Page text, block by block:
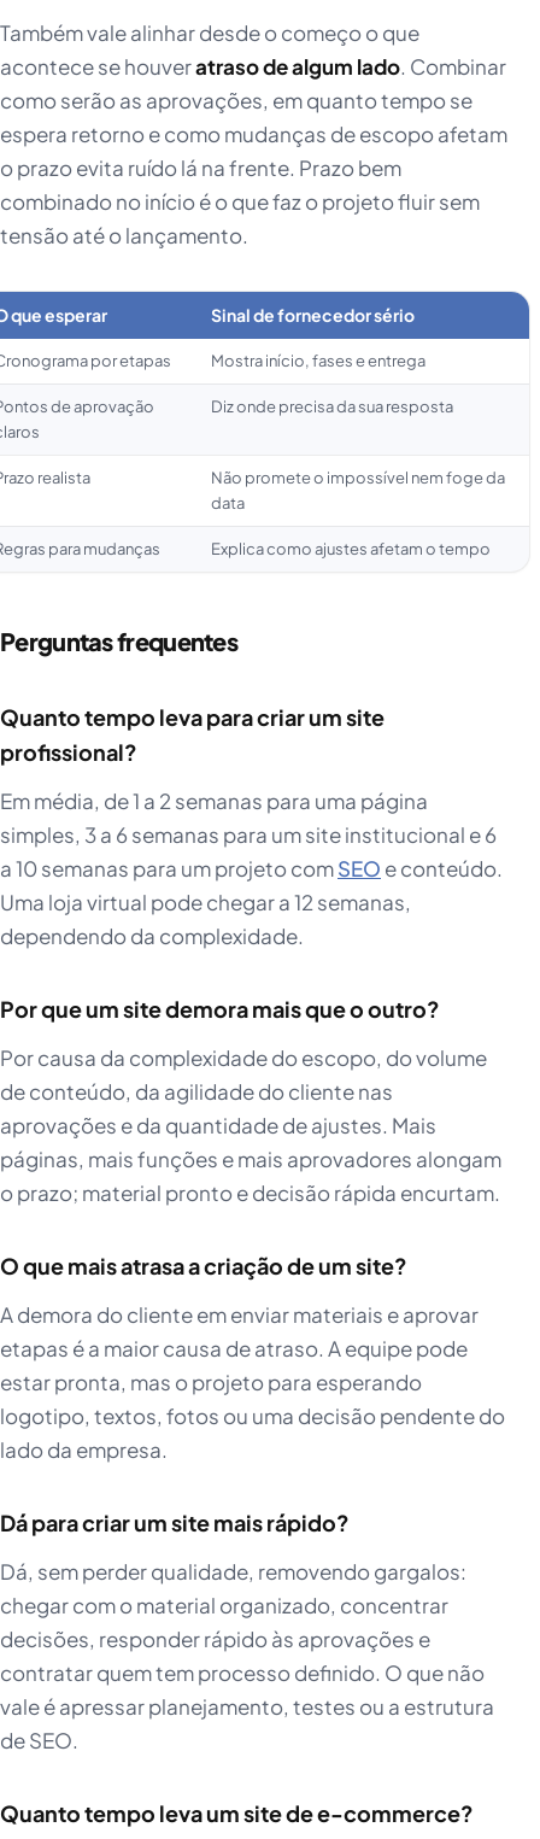
Também vale alinhar desde o começo o que
acontece se houveratraso de algum lado. Combinar
como serão as aprovações, em quanto tempo se
espera retorno e como mudanças de escopo afetam
o prazo evita ruído lá na frente. Prazo bem
combinado no início é o que faz o projeto fluir sem
tensão até o lançamento.
que esperar Sinal de fornecedor sério
por etapas Mostra início, fases e entrega
de aprovação
Diz onde precisa da sua resposta
realista
Não promete o impossível nem foge da
data
para mudanças Explica como ajustes afetam o tempo
Perguntas frequentes
Quanto tempo leva para criar um site
profissional?
Em média, de 1 a 2 semanas para uma página
simples, 3 a 6 semanas para um site institucional e 6
a 10 semanas para um projeto comSEO e conteúdo.
Uma loja virtual pode chegar a 12 semanas,
dependendo da complexidade.
Por que um site demora mais que o outro?
Por causa da complexidade do escopo, do volume
de conteúdo, da agilidade do cliente nas
aprovações e da quantidade de ajustes. Mais
páginas, mais funções e mais aprovadores alongam
o prazo; material pronto e decisão rápida encurtam.
O que mais atrasa a criação de um site?
A demora do cliente em enviar materiais e aprovar
etapas é a maior causa de atraso. A equipe pode
estar pronta, mas o projeto para esperando
logotipo, textos, fotos ou uma decisão pendente do
lado da empresa.
Dá para criar um site mais rápido?
Dá, sem perder qualidade, removendo gargalos:
chegar com o material organizado, concentrar
decisões, responder rápido às aprovações e
contratar quem tem processo definido. O que não
vale é apressar planejamento, testes ou a estrutura
de SEO.
Quanto tempo leva um site de e-commerce?